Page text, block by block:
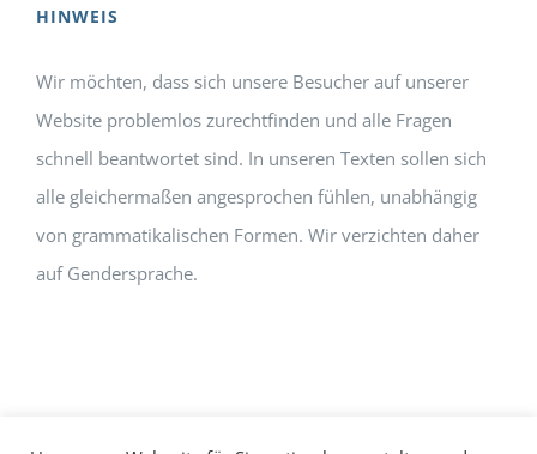
HINWEIS
Wir möchten, dass sich unsere Besucher auf unserer
Website problemlos zurechtfinden und alle Fragen
schnell beantwortet sind. In unseren Texten sollen sich
alle gleichermaßen angesprochen fühlen, unabhängig
von grammatikalischen Formen. Wir verzichten daher
auf Gendersprache.